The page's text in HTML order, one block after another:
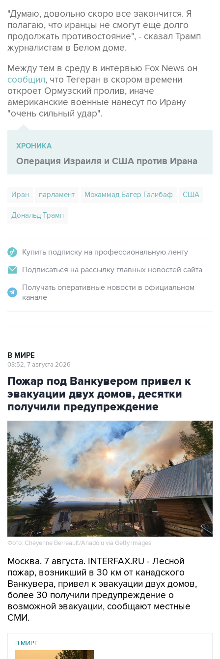
"Думаю, довольно скоро все закончится. Я
полагаю, что иранцы не смогут еще долго
продолжать противостояние", - сказал Трамп
журналистам в Белом доме.
Между тем в среду в интервью Fox News он
сообщил, что Тегеран в скором времени
откроет Ормузский пролив, иначе
американские военные нанесут по Ирану
"очень сильный удар".
ХРОНИКА
Операция Израиля и США против Ирана
Иран парламент Мохаммад Багер Галибаф США
Дональд Трамп
Купить подписку на профессиональную ленту
Подписаться на рассылку главных новостей сайта
Получать оперативные новости в официальном
канале
В МИРЕ
03:52, 7 августа 2026
Пожар под Ванкувером привел к
эвакуации двух домов, десятки
получили предупреждение
Фото: Cheyenne Berreault/Anadolu via Getty Images
Москва. 7 августа. INTERFAX.RU - Лесной
пожар, возникший в 30 км от канадского
Ванкувера, привел к эвакуации двух домов,
более 30 получили предупреждение о
возможной эвакуации, сообщают местные
СМИ.
В МИРЕ